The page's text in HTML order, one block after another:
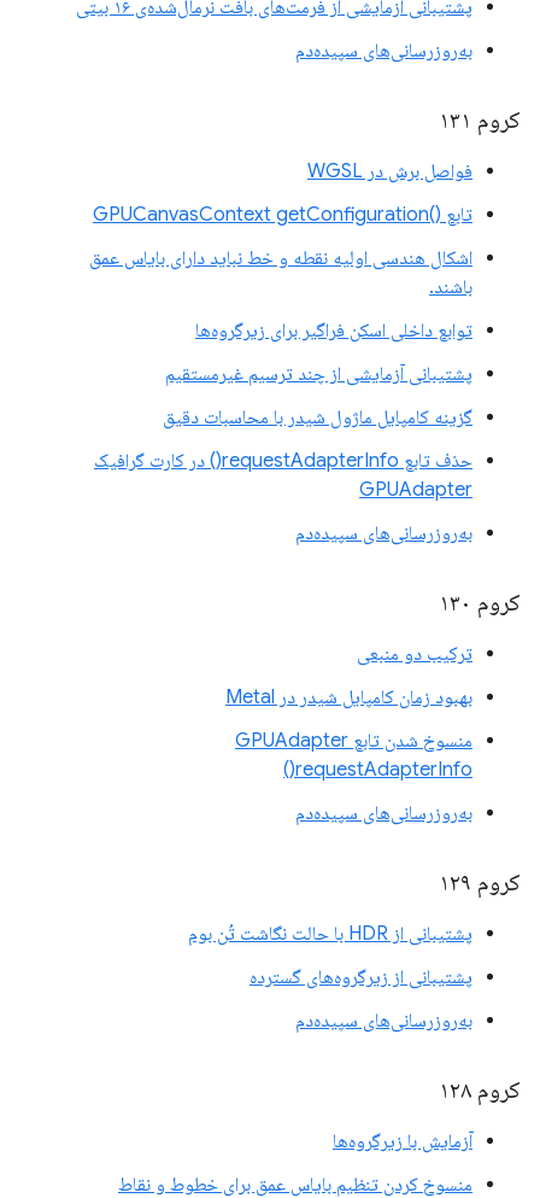
پشتیبانی آزمایشی از فرمت‌های بافت نرمال‌شده‌ی ۱۶ بیتی
به‌روزرسانی‌های سپیده‌دم
کروم ۱۳۱
فواصل برش در WGSL
تابع ()GPUCanvasContext getConfiguration
اشکال هندسی اولیه نقطه و خط نباید دارای بایاس عمق
باشند.
توابع داخلی اسکن فراگیر برای زیرگروه‌ها
پشتیبانی آزمایشی از چند ترسیم غیرمستقیم
گزینه کامپایل ماژول شیدر با محاسبات دقیق
حذف تابع requestAdapterInfo() در کارت گرافیک
GPUAdapter
به‌روزرسانی‌های سپیده‌دم
کروم ۱۳۰
ترکیب دو منبعی
بهبود زمان کامپایل شیدر در Metal
منسوخ شدن تابع GPUAdapter
requestAdapterInfo()
به‌روزرسانی‌های سپیده‌دم
کروم ۱۲۹
پشتیبانی از HDR با حالت نگاشت تُن بوم
پشتیبانی از زیرگروه‌های گسترده
به‌روزرسانی‌های سپیده‌دم
کروم ۱۲۸
آزمایش با زیرگروه‌ها
منسوخ کردن تنظیم بایاس عمق برای خطوط و نقاط